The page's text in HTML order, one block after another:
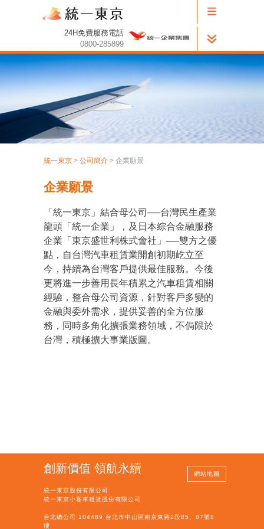
24H免費服務電話
0800-285899
統一東京 > 公司簡介 > 企業願景
企業願景
「統一東京」結合母公司──台灣民生產業
龍頭「統一企業」，及日本綜合金融服務
企業「東京盛世利株式會社」──雙方之優
點，自台灣汽車租賃業開創初期屹立至
今，持續為台灣客戶提供最佳服務。今後
更將進一步善用長年積累之汽車租賃相關
經驗，整合母公司資源，針對客戶多變的
金融與委外需求，提供妥善的全方位服
務，同時多角化擴張業務領域，不侷限於
台灣，積極擴大事業版圖。
創新價值 領航永續
統一東京股份有限公司
統一東京小客車租賃股份有限公司
台北總公司 104489 台北市中山區南京東路2段85、87號8
樓
網站地圖